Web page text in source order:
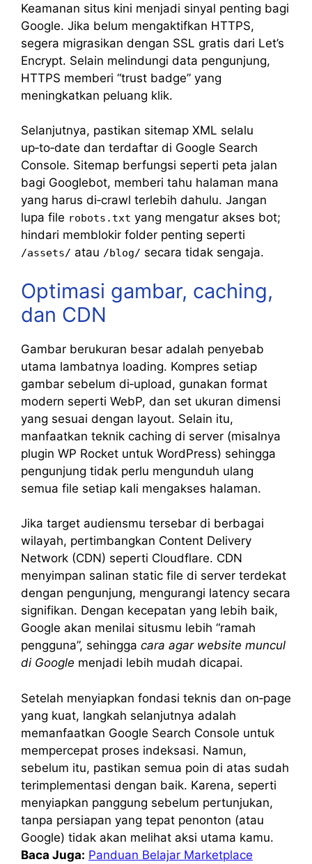
Keamanan situs kini menjadi sinyal penting bagi
Google. Jika belum mengaktifkan HTTPS,
segera migrasikan dengan SSL gratis dari Let’s
Encrypt. Selain melindungi data pengunjung,
HTTPS memberi “trust badge” yang
meningkatkan peluang klik.
Selanjutnya, pastikan sitemap XML selalu
up‑to‑date dan terdaftar di Google Search
Console. Sitemap berfungsi seperti peta jalan
bagi Googlebot, memberi tahu halaman mana
yang harus di‑crawl terlebih dahulu. Jangan
lupa file robots.txt yang mengatur akses bot;
hindari memblokir folder penting seperti
/assets/ atau /blog/ secara tidak sengaja.
Optimasi gambar, caching,
dan CDN
Gambar berukuran besar adalah penyebab
utama lambatnya loading. Kompres setiap
gambar sebelum di‑upload, gunakan format
modern seperti WebP, dan set ukuran dimensi
yang sesuai dengan layout. Selain itu,
manfaatkan teknik caching di server (misalnya
plugin WP Rocket untuk WordPress) sehingga
pengunjung tidak perlu mengunduh ulang
semua file setiap kali mengakses halaman.
Jika target audiensmu tersebar di berbagai
wilayah, pertimbangkan Content Delivery
Network (CDN) seperti Cloudflare. CDN
menyimpan salinan static file di server terdekat
dengan pengunjung, mengurangi latency secara
signifikan. Dengan kecepatan yang lebih baik,
Google akan menilai situsmu lebih “ramah
pengguna”, sehingga cara agar website muncul
di Google menjadi lebih mudah dicapai.
Setelah menyiapkan fondasi teknis dan on‑page
yang kuat, langkah selanjutnya adalah
memanfaatkan Google Search Console untuk
mempercepat proses indeksasi. Namun,
sebelum itu, pastikan semua poin di atas sudah
terimplementasi dengan baik. Karena, seperti
menyiapkan panggung sebelum pertunjukan,
tanpa persiapan yang tepat penonton (atau
Google) tidak akan melihat aksi utama kamu.
Baca Juga: Panduan Belajar Marketplace